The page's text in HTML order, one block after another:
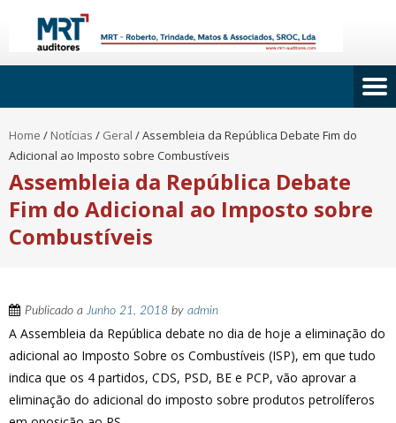
Home / Notícias / Geral /Assembleia da República Debate Fim do
Adicional ao Imposto sobre Combustíveis
Assembleia da República Debate
Fim do Adicional ao Imposto sobre
Combustíveis
Publicado a Junho 21, 2018 by admin
A Assembleia da República debate no dia de hoje a eliminação do
adicional ao Imposto Sobre os Combustíveis (ISP), em que tudo
indica que os 4 partidos, CDS, PSD, BE e PCP, vão aprovar a
eliminação do adicional do imposto sobre produtos petrolíferos